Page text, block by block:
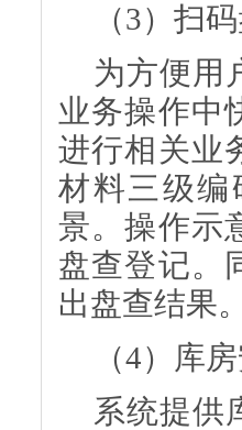
（3）扫
为方便用
业务操作中
进行相关业
材料三级编
景。操作示
盘查登记。
出盘查结果
（4）库
系统提供